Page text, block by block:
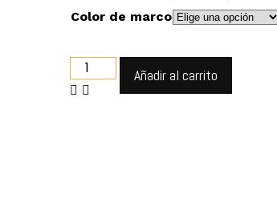
Color de marco
Añadir al carrito